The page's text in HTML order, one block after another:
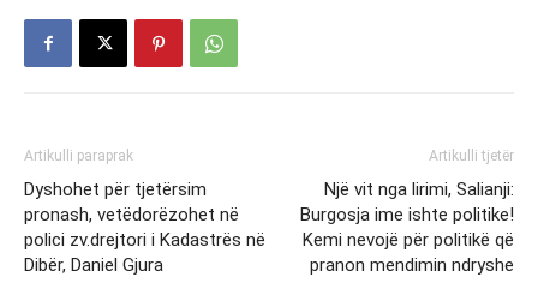
Artikulli paraprak
Dyshohet për tjetërsim
pronash, vetëdorëzohet në
polici zv.drejtori i Kadastrës në
Dibër, Daniel Gjura
Artikulli tjetër
Një vit nga lirimi, Salianji:
Burgosja ime ishte politike!
Kemi nevojë për politikë që
pranon mendimin ndryshe